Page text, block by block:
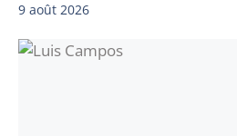
9 août 2026